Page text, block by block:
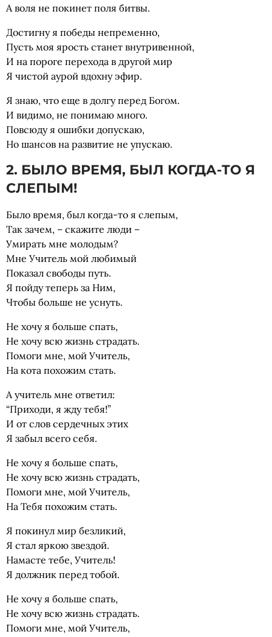
А воля не покинет поля битвы.
Достигну я победы непременно,
Пусть моя ярость станет внутривенной,
И на пороге перехода в другой мир
Я чистой аурой вдохну эфир.
Я знаю, что еще в долгу перед Богом.
И видимо, не понимаю много.
Повсюду я ошибки допускаю,
Но шансов на развитие не упускаю.
2. БЫЛО ВРЕМЯ, БЫЛ КОГДА-ТО Я
СЛЕПЫМ!
Было время, был когда-то я слепым,
Так зачем, – скажите люди –
Умирать мне молодым?
Мне Учитель мой любимый
Показал свободы путь.
Я пойду теперь за Ним,
Чтобы больше не уснуть.
Не хочу я больше спать,
Не хочу всю жизнь страдать.
Помоги мне, мой Учитель,
На кота похожим стать.
А учитель мне ответил:
“Приходи, я жду тебя!”
И от слов сердечных этих
Я забыл всего себя.
Не хочу я больше спать,
Не хочу всю жизнь страдать,
Помоги мне, мой Учитель,
На Тебя похожим стать.
Я покинул мир безликий,
Я стал яркою звездой.
Намасте тебе, Учитель!
Я должник перед тобой.
Не хочу я больше спать,
Не хочу всю жизнь страдать.
Помоги мне, мой Учитель,